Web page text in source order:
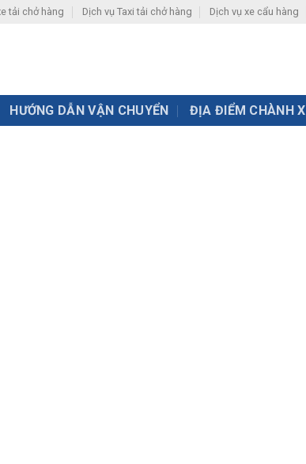
tải chở hàng Dịch vụ Taxi tải chở hàng Dịch vụ xe cẩu hàng
HƯỚNG DẪN VẬN CHUYỂN ĐỊA ĐIỂM CHÀNH